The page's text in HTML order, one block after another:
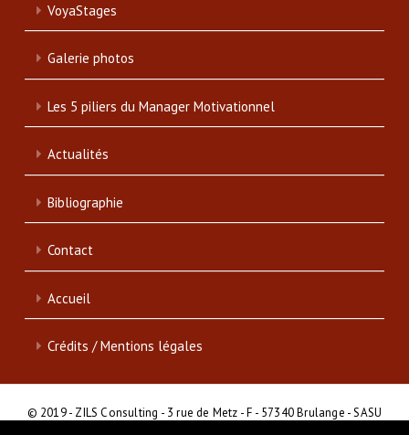
VoyaStages
Galerie photos
Les 5 piliers du Manager Motivationnel
Actualités
Bibliographie
Contact
Accueil
Crédits / Mentions légales
© 2019 - ZILS Consulting - 3 rue de Metz - F - 57340 Brulange - SASU